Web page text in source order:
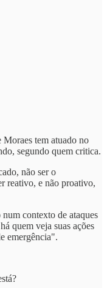
tem atuado no
segundo quem critica.
não ser o
reativo, e não proativo,
contexto de ataques
quem veja suas ações
emergência".